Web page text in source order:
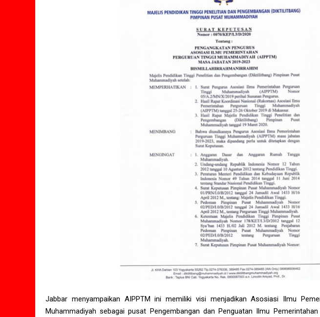
Jabbar menyampaikan AIPPTM ini memiliki visi menjadikan Asosiasi Ilmu
Muhammadiyah sebagai pusat Pengembangan dan Penguatan Ilmu